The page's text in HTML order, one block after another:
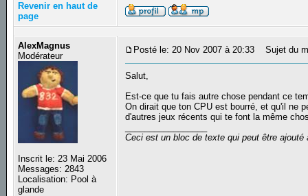
Revenir en haut de
page
AlexMagnus
Modérateur
Inscrit le: 23 Mai 2006
Messages: 2843
Localisation: Pool à
glande
Posté le: 20 Nov 2007 à 20:33 Sujet du
Salut,
Est-ce que tu fais autre chose pendant ce
On dirait que ton CPU est bourré, et qu'il ne
d'autres jeux récents qui te font la même
Ceci est un bloc de texte qui peut être